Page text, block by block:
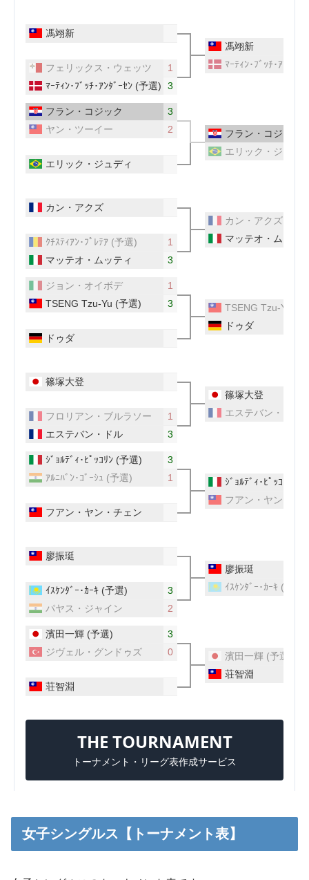
女子シングルス【トーナメント表】